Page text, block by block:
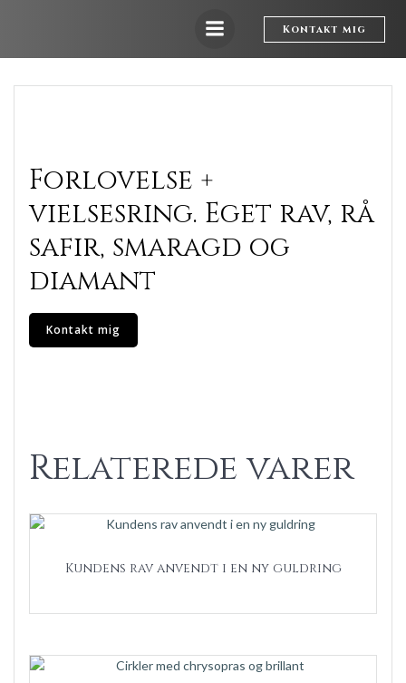
Kontakt mig
Forlovelse +
vielsesring. Eget rav, rå
safir, smaragd og
diamant
Kontakt mig
Relaterede varer
Kundens rav anvendt i en ny guldring